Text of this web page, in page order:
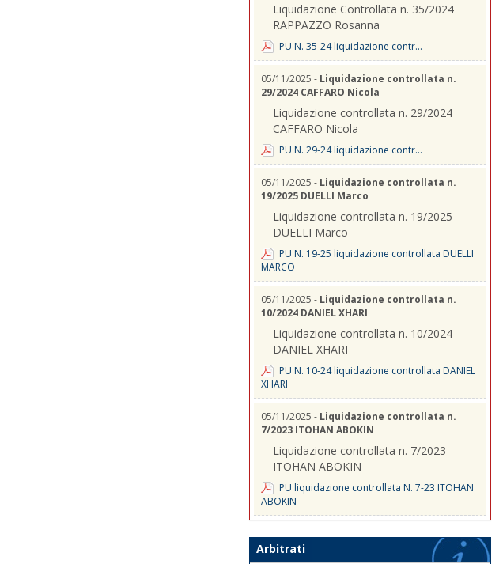
Liquidazione Controllata n. 35/2024
RAPPAZZO Rosanna
PU N. 35-24 liquidazione contr...
05/11/2025 - Liquidazione controllata n.
29/2024 CAFFARO Nicola
Liquidazione controllata n. 29/2024
CAFFARO Nicola
PU N. 29-24 liquidazione contr...
05/11/2025 - Liquidazione controllata n.
19/2025 DUELLI Marco
Liquidazione controllata n. 19/2025
DUELLI Marco
PU N. 19-25 liquidazione controllata DUELLI
MARCO
05/11/2025 - Liquidazione controllata n.
10/2024 DANIEL XHARI
Liquidazione controllata n. 10/2024
DANIEL XHARI
PU N. 10-24 liquidazione controllata DANIEL
XHARI
05/11/2025 - Liquidazione controllata n.
7/2023 ITOHAN ABOKIN
Liquidazione controllata n. 7/2023
ITOHAN ABOKIN
PU liquidazione controllata N. 7-23 ITOHAN
ABOKIN
Arbitrati